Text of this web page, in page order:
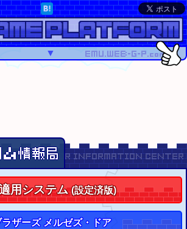
▼
用システム(設定済版)
ザーズ メルゼズ・ドア